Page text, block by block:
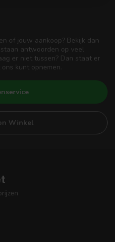
of jouw aankoop? Bekijk dan
antwoorden op veel
er niet tussen? Dan staat er
kunt opnemen.
Winkel